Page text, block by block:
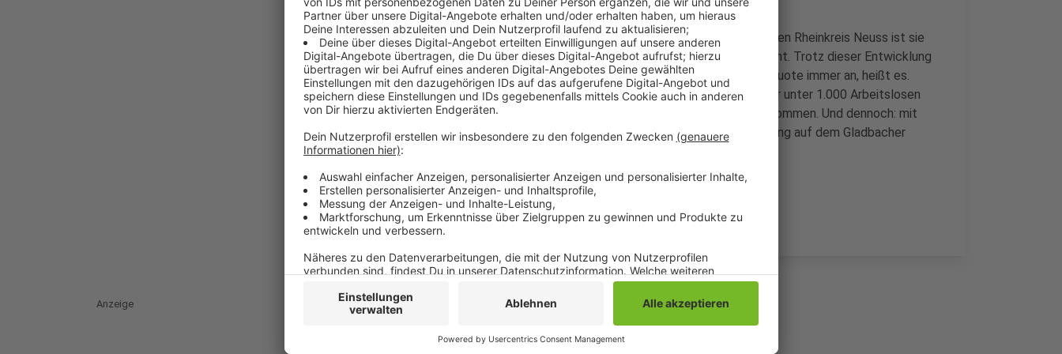
Die Arbeitslosenquote liegt damit bei 9,9 Prozent. Im benachbarten Rheinkreis Neuss ist sie
ebenfalls leicht angestiegen - hier liegt sie aber nur bei 5,6 Prozent. Trotz dieser Entwicklung
zeigt sich die Agentur für Arbeit zufrieden. Im Januar steige die Quote immer an, heißt es.
Bemerkenswert sei, dass der Anstieg in diesem neuen Monat aber unter 1.000 Arbeitslosen
liege. Das sei in den vergangenen zehn Jahren nur vier Mal vorgekommen. Und dennoch: mit
den aktuell gestiegenen Arbeitslosenzahlen, ist die leichte Erholung auf dem Gladbacher
Anzeige
Anzeige